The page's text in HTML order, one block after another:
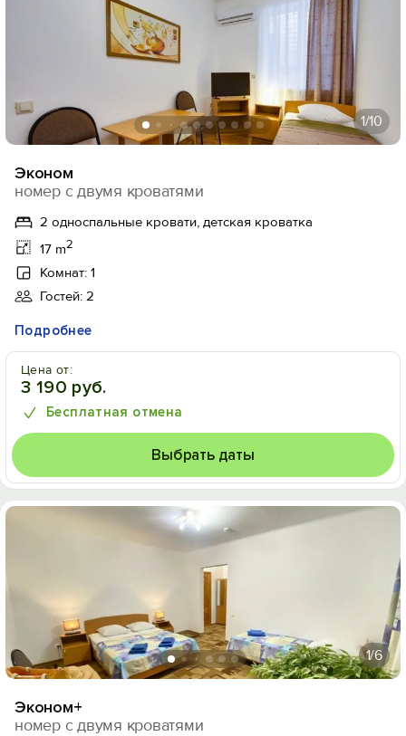
1/10
Эконом
номер с двумя кроватями
2 односпальные кровати, детская кроватка
17 m2
Комнат: 1
Гостей: 2
Подробнее
Цена от:
3 190 руб.
Бесплатная отмена
Выбрать даты
1/6
Эконом+
номер с двумя кроватями